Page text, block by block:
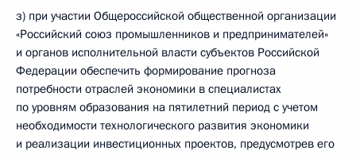
з) при участии Общероссийской общественной организации
«Российский союз промышленников и предпринимателей»
и органов исполнительной власти субъектов Российской
Федерации обеспечить формирование прогноза
потребности отраслей экономики в специалистах
по уровням образования на пятилетний период с учетом
необходимости технологического развития экономики
и реализации инвестиционных проектов, предусмотрев его